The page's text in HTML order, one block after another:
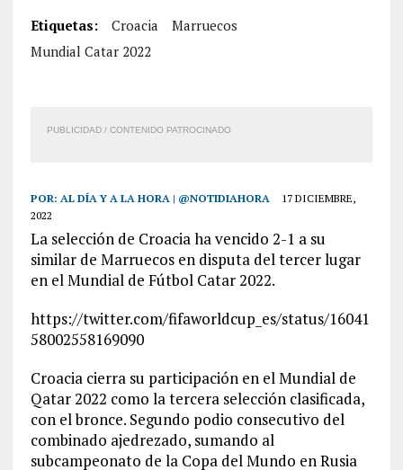
Etiquetas: Croacia
Marruecos
Mundial Catar 2022
PUBLICIDAD / CONTENIDO PATROCINADO
POR: AL DÍA Y A LA HORA | @NOTIDIAHORA
17 DICIEMBRE,
2022
La selección de Croacia ha vencido 2-1 a su
similar de Marruecos en disputa del tercer lugar
en el Mundial de Fútbol Catar 2022.
https://twitter.com/fifaworldcup_es/status/16041
58002558169090
Croacia cierra su participación en el Mundial de
Qatar 2022 como la tercera selección clasificada,
con el bronce. Segundo podio consecutivo del
combinado ajedrezado, sumando al
subcampeonato de la Copa del Mundo en Rusia